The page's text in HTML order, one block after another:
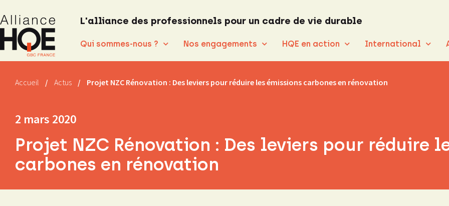
L'alliance des professionnels pour un cadre de vie durable
Qui sommes-nous ? Nos engagements HQE en action International
Accueil / Actus / Projet NZC Rénovation : Des leviers pour réduire les émissions carbones en rénovation
2 mars 2020
Projet NZC Rénovation : Des leviers pour réduire
carbones en rénovation